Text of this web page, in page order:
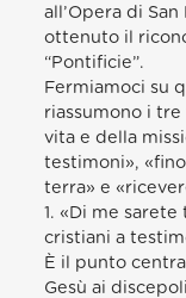
all’Opera di
ottenuto il
“Pontificie”.
Fermiamoci su
riassumono i
vita e della
testimoni»,
terra» e
1. «Di me
cristiani a
È il punto
Gesù ai